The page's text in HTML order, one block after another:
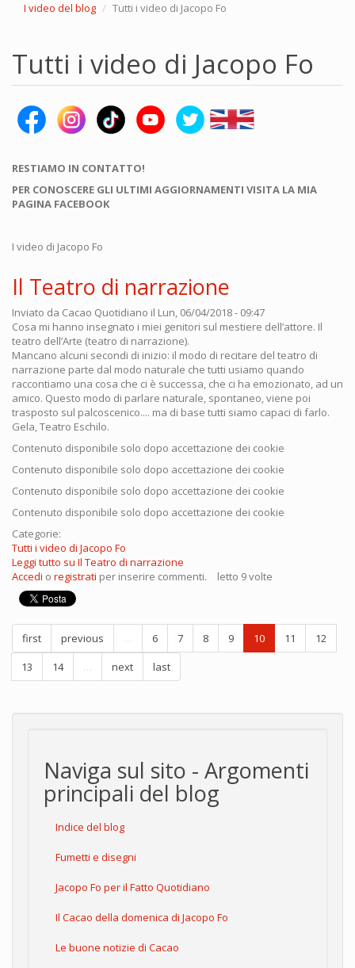
I video del blog Tutti i video di Jacopo Fo
Tutti i video di Jacopo Fo
RESTIAMO IN CONTATTO!
PER CONOSCERE GLI ULTIMI AGGIORNAMENTI VISITA LA MIA
PAGINA FACEBOOK
I video di Jacopo Fo
Il Teatro di narrazione
Inviato da Cacao Quotidiano il Lun, 06/04/2018 - 09:47
Cosa mi hanno insegnato i miei genitori sul mestiere dell’attore. Il
teatro dell’Arte (teatro di narrazione).
Mancano alcuni secondi di inizio: il modo di recitare del teatro di
narrazione parte dal modo naturale che tutti usiamo quando
raccontiamo una cosa che ci è successa, che ci ha emozionato, ad un
amico. Questo modo di parlare naturale, spontaneo, viene poi
trasposto sul palcoscenico.... ma di base tutti siamo capaci di farlo.
Gela, Teatro Eschilo.
Contenuto disponibile solo dopo accettazione dei cookie
Contenuto disponibile solo dopo accettazione dei cookie
Contenuto disponibile solo dopo accettazione dei cookie
Contenuto disponibile solo dopo accettazione dei cookie
Categorie:
Tutti i video di Jacopo Fo
Leggi tutto su Il Teatro di narrazione
Accedi o registrati per inserire commenti. letto 9 volte
first previous … 6 7 8 9 10 11
12
13
14 … next last
Naviga sul sito - Argomenti
principali del blog
Indice del blog
Fumetti e disegni
Jacopo Fo per il Fatto Quotidiano
Il Cacao della domenica di Jacopo Fo
Le buone notizie di Cacao